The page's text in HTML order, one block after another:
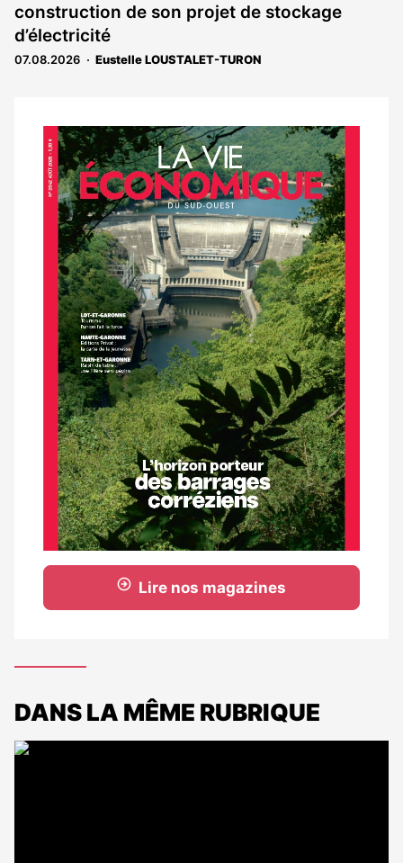
construction de son projet de stockage
d’électricité
07.08.2026 Eustelle LOUSTALET-TURON
Notre
dernier
magazine
Lire nos magazines
DANS LA MÊME RUBRIQUE